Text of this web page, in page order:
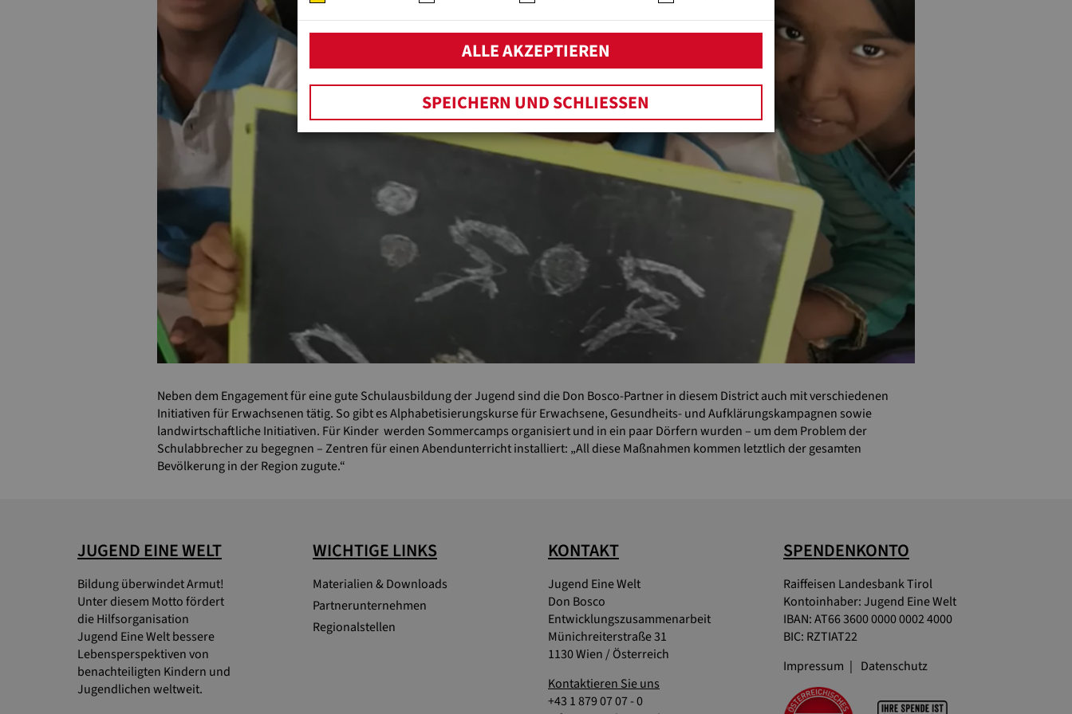
Neben dem Engagement für eine gute Schulausbildung der Jugend sind die Don Bosco-Partner in diesem District auch mit verschiedenen
Initiativen für Erwachsenen tätig. So gibt es Alphabetisierungskurse für Erwachsene, Gesundheits- und Aufklärungskampagnen sowie
landwirtschaftliche Initiativen. Für Kinder werden Sommercamps organisiert und in ein paar Dörfern wurden – um dem Problem der
Schulabbrecher zu begegnen – Zentren für einen Abendunterricht installiert: „All diese Maßnahmen kommen letztlich der gesamten
Bevölkerung in der Region zugute.“
JUGEND EINE WELT
Bildung überwindet Armut!
Unter diesem Motto fördert
die Hilfsorganisation
Jugend Eine Welt bessere
Lebensperspektiven von
benachteiligten Kindern und
Jugendlichen weltweit.
WICHTIGE LINKS
Materialien & Downloads
Partnerunternehmen
Regionalstellen
KONTAKT
Jugend Eine Welt
Don Bosco
Entwicklungszusammenarbeit
Münichreiterstraße 31
1130 Wien / Österreich
Kontaktieren Sie uns
+43 1 879 07 07 - 0
SPENDENKONTO
Raiffeisen Landesbank Tirol
Kontoinhaber: Jugend Eine Welt
IBAN: AT66 3600 0000 0002 4000
BIC: RZTIAT22
Impressum
Datenschutz
ALLE AKZEPTIEREN
SPEICHERN UND SCHLIESSEN